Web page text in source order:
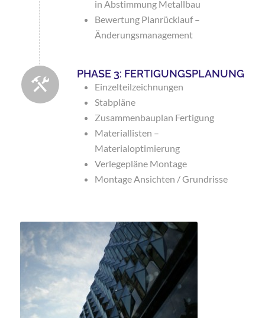
in Abstimmung Metallbau
Bewertung Planrücklauf –
Änderungsmanagement
PHASE 3: FERTIGUNGSPLANUNG
Einzelteilzeichnungen
Stabpläne
Zusammenbauplan Fertigung
Materiallisten –
Materialoptimierung
Verlegepläne Montage
Montage Ansichten / Grundrisse